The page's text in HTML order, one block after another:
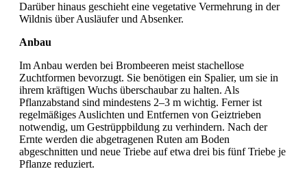
Darüber hinaus geschieht eine vegetative Vermehrung in der
Wildnis über Ausläufer und Absenker.
Anbau
Im Anbau werden bei Brombeeren meist stachellose
Zuchtformen bevorzugt. Sie benötigen ein Spalier, um sie in
ihrem kräftigen Wuchs überschaubar zu halten. Als
Pflanzabstand sind mindestens 2–3 m wichtig. Ferner ist
regelmäßiges Auslichten und Entfernen von Geiztrieben
notwendig, um Gestrüppbildung zu verhindern. Nach der
Ernte werden die abgetragenen Ruten am Boden
abgeschnitten und neue Triebe auf etwa drei bis fünf Triebe je
Pflanze reduziert.